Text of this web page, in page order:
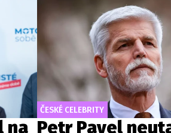
na
ČESKÉ CELEBRITY
Petr Pavel